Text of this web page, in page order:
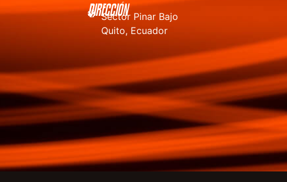
DIRECCIÓN
Sector Pinar Bajo
Quito, Ecuador